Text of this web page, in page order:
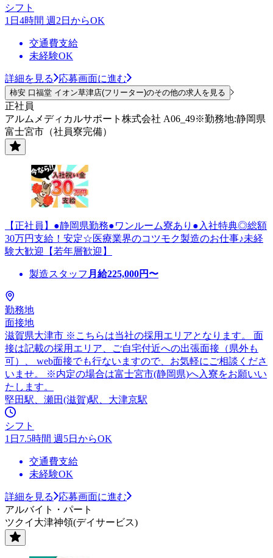
シフト
1日4時間 週2日からOK
交通費支給
未経験OK
詳細を見る 応募画面に進む
柿安 口福堂 イオン草津店(フリーター)のその他の求人を見る
正社員
アルムメディカルサポート株式会社 A06_49※勤務地:静岡県
富士宮市（社員寮完備）
【正社員】●静岡県勤務●ワンルーム寮あり●入社特典◎総額
30万円支給！安定☆医療業界のコツモク製造のお仕事♪未経
験大歓迎【若年層歓迎】
製造スタッフ 月給225,000円〜
勤務地
面接地
滋賀県大津市 ※こちらは当社の採用エリアとなります。 面
接は記載の採用エリア、ご自宅付近への出張面接（県外も
可）、 web面接でも行ないますので、お気軽にご相談くださ
いませ。 ※内定の場合は富士宮市(静岡県)へ入寮をお願いい
たします。
堅田駅、瀬田(滋賀)駅、大津京駅
シフト
1日7.5時間 週5日からOK
交通費支給
未経験OK
詳細を見る
応募画面に進む
アルバイト・パート
ツクイ大津神領(デイサービス)